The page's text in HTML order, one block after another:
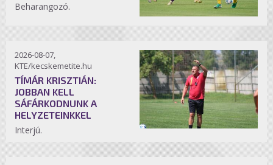
Beharangozó.
2026-08-07,
KTE/kecskemetite.hu
TÍMÁR KRISZTIÁN:
JOBBAN KELL
SÁFÁRKODNUNK A
HELYZETEINKKEL
Interjú.